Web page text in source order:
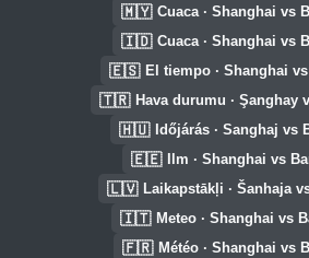
🇲🇾 Cuaca · Shanghai vs
🇮🇩 Cuaca · Shanghai vs
🇪🇸 El tiempo · Shanghai
🇹🇷 Hava durumu · Şanghay
🇭🇺 Időjárás · Sanghaj vs
🇪🇪 Ilm · Shanghai vs
🇱🇻 Laikapstākļi · Šanhaja
🇮🇹 Meteo · Shanghai vs
🇫🇷 Météo · Shanghai vs